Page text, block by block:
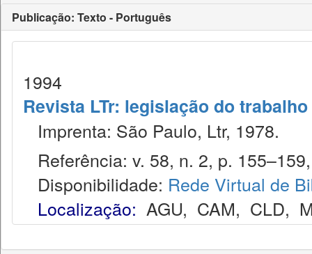
Publicação: Texto - Português
1994
Revista LTr: legislação do trabalho
Imprenta: São Paulo, Ltr, 1978.
Referência: v. 58, n. 2, p.
Disponibilidade: Rede Virtual de
Localização: AGU, CAM, CLD,